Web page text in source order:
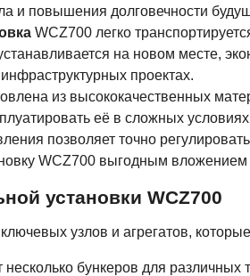
и повышения долговечности
WCZ700 легко
на новом месте,
проектах.
из высококачественных
её в сложных
позволяет точно
WCZ700 выгодным вложением
установки WCZ700
узлов и агрегатов,
бункеров для